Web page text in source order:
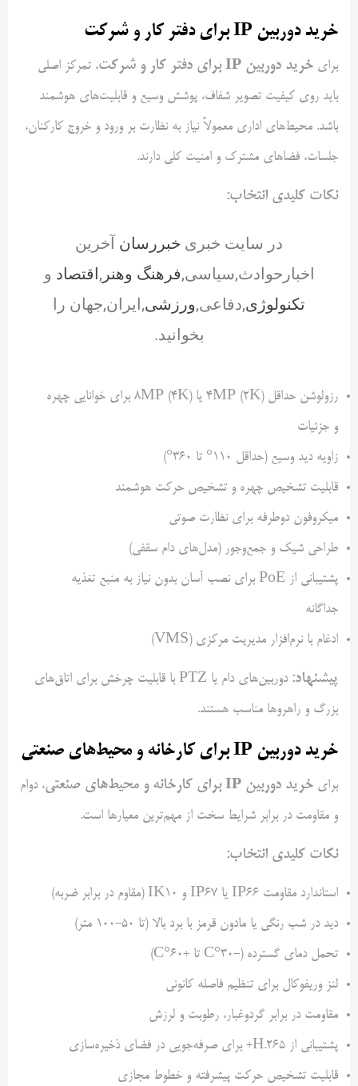
خرید دوربین IP برای دفتر کار و شرکت
برای خرید دوربین IP برای دفتر کار و شرکت
، تمرکز اصلی
باید روی کیفیت تصویر شفاف، پوشش وسیع و قابلیت‌های هوشمند
باشد. محیط‌های اداری معمولاً نیاز به نظارت بر ورود و خروج کارکنان،
جلسات، فضاهای مشترک و امنیت کلی دارند.
نکات کلیدی انتخاب:
در سایت خبری خبررسان آخرین
اخبارحوادث,سیاسی,فرهنگ وهنر ,اقتصاد و
تکنولوژی,دفاعی,ورزشی,ایران,جهان را
بخوانید.
رزولوشن حداقل 4MP (2K) یا 8MP (4K) برای خوانایی چهره
و جزئیات
زاویه دید وسیع (حداقل 110° تا 360°)
قابلیت تشخیص چهره و تشخیص حرکت هوشمند
میکروفون دوطرفه برای نظارت صوتی
طراحی شیک و جمع‌وجور (مدل‌های دام سقفی)
پشتیبانی از PoE برای نصب آسان بدون نیاز به منبع تغذیه
جداگانه
ادغام با نرم‌افزار مدیریت مرکزی (VMS)
پیشنهاد:
دوربین‌های دام یا PTZ با قابلیت چرخش برای اتاق‌های
بزرگ و راهروها مناسب هستند.
خرید دوربین IP برای کارخانه و محیط‌های صنعتی
برای خرید دوربین IP برای کارخانه و محیط‌های صنعتی
، دوام
و مقاومت در برابر شرایط سخت از مهم‌ترین معیارها است.
نکات کلیدی انتخاب:
استاندارد مقاومت IP66 یا IP67 و IK10 (مقاوم در برابر ضربه)
دید در شب رنگی یا مادون قرمز با برد بالا (تا 50-100 متر)
تحمل دمای گسترده (-30°C تا +60°C)
لنز وریفوکال برای تنظیم فاصله کانونی
مقاومت در برابر گردوغبار، رطوبت و لرزش
پشتیبانی از H.265+ برای صرفه‌جویی در فضای ذخیره‌سازی
قابلیت تشخیص حرکت پیشرفته و خطوط مجازی